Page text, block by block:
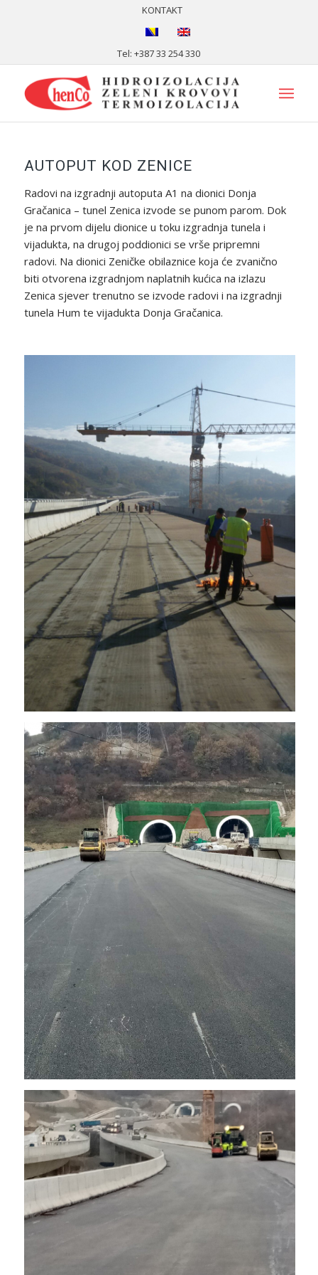
KONTAKT
Tel: +387 33 254 330
AUTOPUT KOD ZENICE
Radovi na izgradnji autoputa A1 na dionici Donja
Gračanica – tunel Zenica izvode se punom parom. Dok
je na prvom dijelu dionice u toku izgradnja tunela i
vijadukta, na drugoj poddionici se vrše pripremni
radovi. Na dionici Zeničke obilaznice koja će zvanično
biti otvorena izgradnjom naplatnih kućica na izlazu
Zenica sjever trenutno se izvode radovi i na izgradnji
tunela Hum te vijadukta Donja Gračanica.